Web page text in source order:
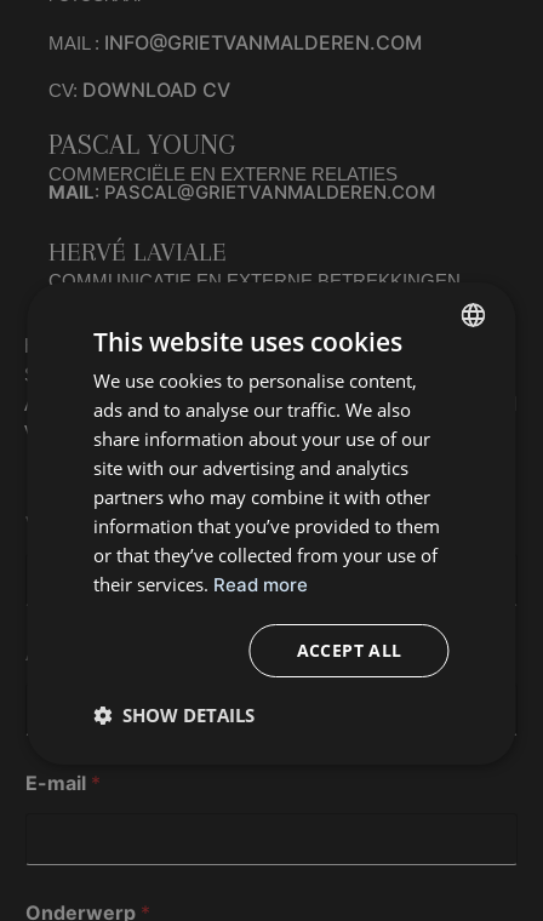
MAIL : INFO@GRIETVANMALDEREN.COM
CV: DOWNLOAD CV
PASCAL YOUNG
COMMERCIËLE EN EXTERNE RELATIES
MAIL: PASCAL@GRIETVANMALDEREN.COM
HERVÉ LAVIALE
COMMUNICATIE EN EXTERNE BETREKKINGEN
HEB JE EEN VRAAG, EEN OPMERKING OF EEN
SPECIFIEK VERZOEK?
AARZEL NIET OM CONTACT MET ONS OP TE NEMEN
VIA ONDERSTAAND FORMULIER.
Voornaam*
Achternaam
E-mail *
Onderwerp *
This website uses cookies
We use cookies to personalise content,
ads and to analyse our traffic. We also
share information about your use of our
site with our advertising and analytics
partners who may combine it with other
information that you’ve provided to them
or that they’ve collected from your use of
their services. Read more
ACCEPT ALL
SHOW DETAILS